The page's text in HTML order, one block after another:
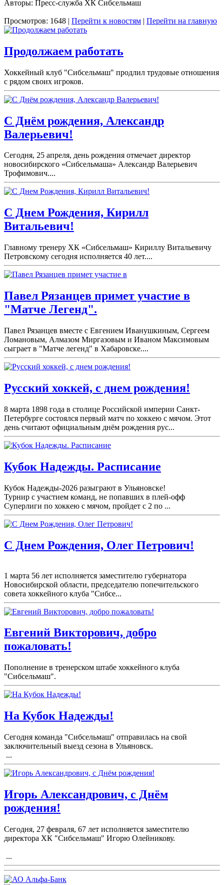
Авторы: Пресс-служба ХК Сибсельмаш
Просмотров: 1648 | Перейти к новостям | Перейти на главную
Продолжаем работать
Хоккейный клуб "Сибсельмаш" продлил трудовые отношения
с рядом своих игроков.
С Днём рождения, Александр
Валерьевич!
Сегодня, 25 апреля, день рождения отмечает директор
новосибирского «Сибсельмаша» Александр Валерьевич
Трофимович....
С Днем Рождения, Кирилл
Витальевич!
Главному тренеру ХК «Сибсельмаш» Кириллу Витальевичу
Петровскому сегодня исполняется 40 лет....
Павел Рязанцев примет участие в
"Матче Легенд".
Павел Рязанцев вместе с Евгением Иванушкиным, Сергеем
Ломановым, Алмазом Миргазовым и Иваном Максимовым
сыграет в "Матче легенд" в Хабаровске....
Русский хоккей, с днем рождения!
8 марта 1898 года в столице Российской империи Санкт-
Петербурге состоялся первый матч по хоккею с мячом. Этот
день считают официальным днём рождения рус...
Кубок Надежды. Расписание
Кубок Надежды-2026 разыграют в Ульяновске!
Турнир с участием команд, не попавших в плей-офф
Суперлиги по хоккею с мячом, пройдет с 2 по ...
С Днем Рождения, Олег Петрович!
1 марта 56 лет исполняется заместителю губернатора
Новосибирской области, председателю попечительского
совета хоккейного клуба "Сибсе...
Евгений Викторович, добро
пожаловать!
Пополнение в тренерском штабе хоккейного клуба
"Сибсельмаш".
На Кубок Надежды!
Сегодня команда "Сибсельмаш" отправилась на свой
заключительный выезд сезона в Ульяновск.
...
Игорь Александрович, с Днём
рождения!
Сегодня, 27 февраля, 67 лет исполняется заместителю
директора ХК "Сибсельмаш" Игорю Олейникову.
...